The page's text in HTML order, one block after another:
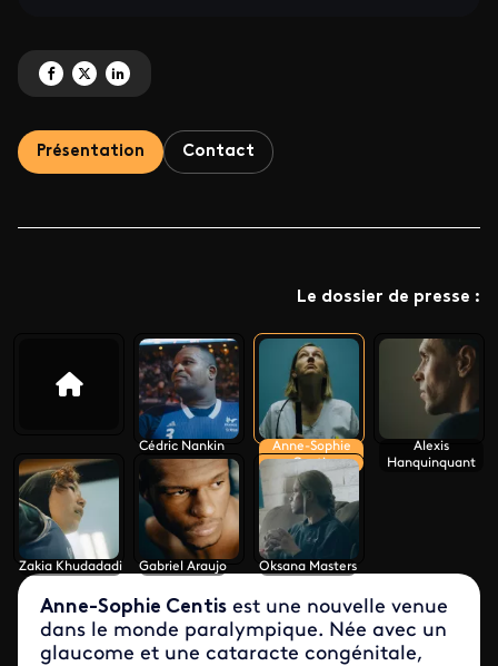
Partagez 'Anne-Sophie Centis' sur Facebook
Partagez 'Anne-Sophie Centis' sur X
Partagez 'Anne-Sophie Centis' sur LinkedIn
Présentation Contact
Le dossier de presse :
Cédric Nankin
Anne-Sophie
Centis
Alexis
Hanquinquant
Zakia Khudadadi Gabriel Araujo Oksana Masters
Anne-Sophie Centis est une nouvelle venue
dans le monde paralympique. Née avec un
glaucome et une cataracte congénitale,